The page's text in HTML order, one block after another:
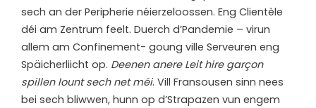
sech an der Peripherie néierzeloossen. Eng Clientèle
déi am Zentrum feelt. Duerch d’Pandemie – virun
allem am Confinement- goung ville Serveuren eng
Späicherliicht op. Deenen anere Leit hire garçon
spillen lount sech net méi. Vill Fransousen sinn nees
bei sech bliwwen, hunn op d’Strapazen vun engem